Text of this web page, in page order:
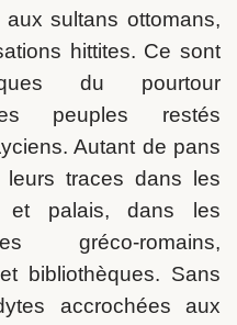
sultans ottomans,
hittites. Ce sont
du pourtour
peuples restés
Autant de pans
leurs traces dans les
et palais, dans les
gréco-romains,
bibliothèques. Sans
accrochées aux